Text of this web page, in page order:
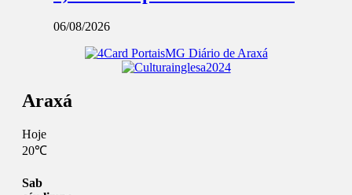
06/08/2026
Araxá
Hoje
20℃
Sab